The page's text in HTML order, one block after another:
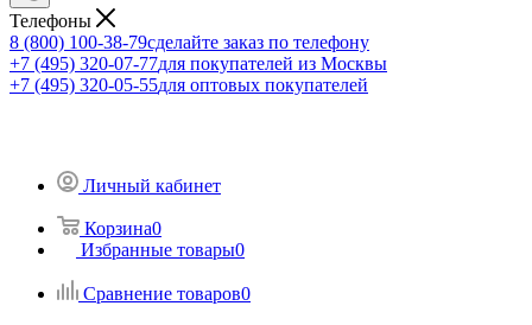
Телефоны
8 (800) 100-38-79сделайте заказ по телефону
+7 (495) 320-07-77для покупателей из Москвы
+7 (495) 320-05-55для оптовых покупателей
Личный кабинет
Корзина0
Избранные товары0
Сравнение товаров0